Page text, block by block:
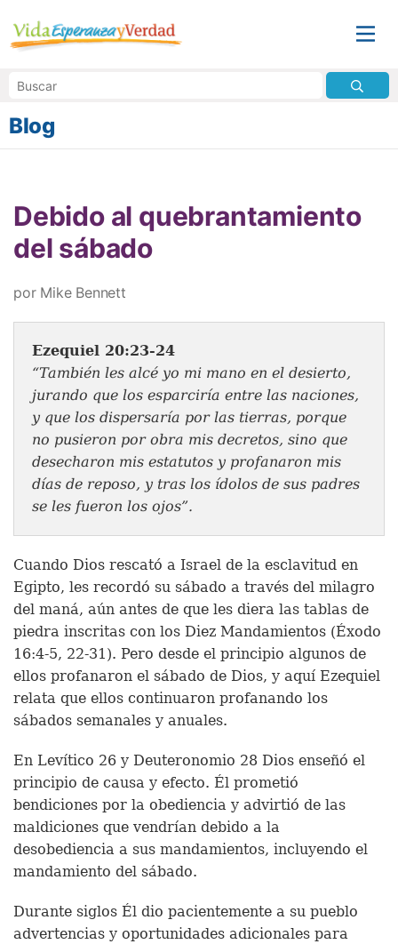
Blog
Debido al quebrantamiento
del sábado
por Mike Bennett
Ezequiel 20:23-24
“También les alcé yo mi mano en el desierto,
jurando que los esparciría entre las naciones,
y que los dispersaría por las tierras, porque
no pusieron por obra mis decretos, sino que
desecharon mis estatutos y profanaron mis
días de reposo, y tras los ídolos de sus padres
se les fueron los ojos”.
Cuando Dios rescató a Israel de la esclavitud en
Egipto, les recordó su sábado a través del milagro
del maná, aún antes de que les diera las tablas de
piedra inscritas con los Diez Mandamientos (Éxodo
16:4-5, 22-31). Pero desde el principio algunos de
ellos profanaron el sábado de Dios, y aquí Ezequiel
relata que ellos continuaron profanando los
sábados semanales y anuales.
En Levítico 26 y Deuteronomio 28 Dios enseñó el
principio de causa y efecto. Él prometió
bendiciones por la obediencia y advirtió de las
maldiciones que vendrían debido a la
desobediencia a sus mandamientos, incluyendo el
mandamiento del sábado.
Durante siglos Él dio pacientemente a su pueblo
advertencias y oportunidades adicionales para